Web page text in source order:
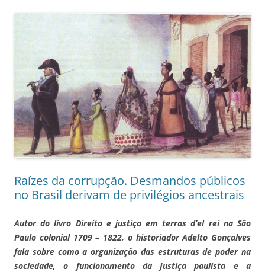
Raízes da corrupção. Desmandos públicos
no Brasil derivam de privilégios ancestrais
Autor do livro Direito e justiça em terras d’el rei na São
Paulo colonial 1709 – 1822, o historiador Adelto Gonçalves
fala sobre como a organização das estruturas de poder na
sociedade, o funcionamento da Justiça paulista e a